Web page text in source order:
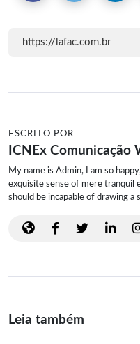
ESCRITO POR
ICNEx Comunicação
My name is Admin, I am so
exquisite sense of mere tranquil
should be incapable of drawing
Leia também